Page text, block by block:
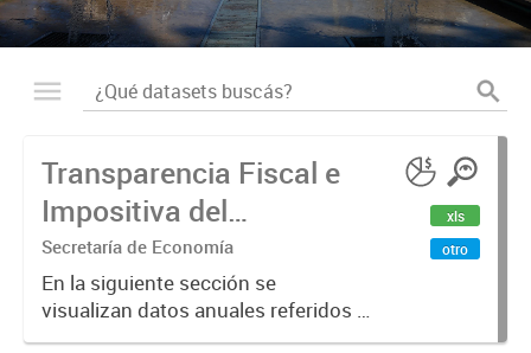
Transparencia Fiscal e
Impositiva del
Municipio. Año 2023
Secretaría de Economía
En la siguiente sección se
visualizan datos anuales referidos a
la transparencia fiscal e impositiva
xls
otro